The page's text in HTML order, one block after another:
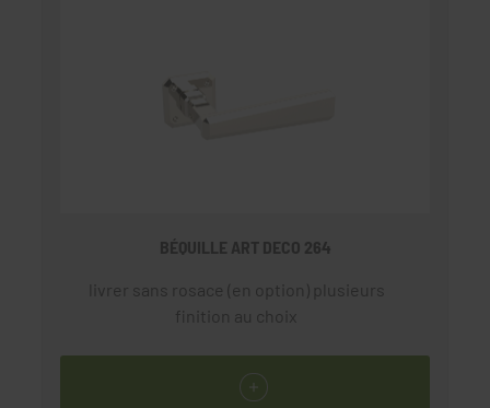
BÉQUILLE ART DECO 264
livrer sans rosace (en option) plusieurs
finition au choix